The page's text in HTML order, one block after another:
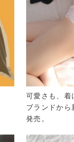
可愛さも、着
ブランドか
発売。